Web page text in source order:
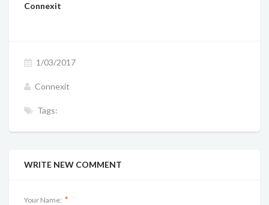
Connexit
1/03/2017
Connexit
Tags:
WRITE NEW COMMENT
Your Name: *